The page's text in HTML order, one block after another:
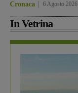
Cronaca 6 Agosto 2026
In Vetrina